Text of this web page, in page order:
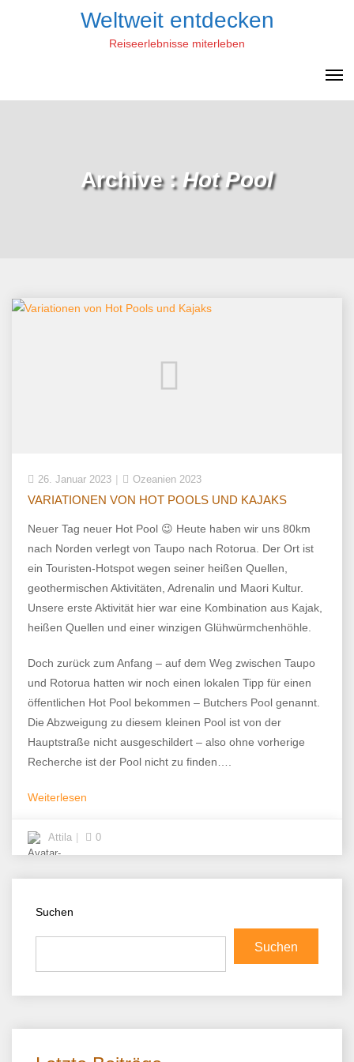
Weltweit entdecken
Reiseerlebnisse miterleben
Archive : Hot Pool
26. Januar 2023 Ozeanien 2023
VARIATIONEN VON HOT POOLS UND KAJAKS
Neuer Tag neuer Hot Pool 😉 Heute haben wir uns 80km
nach Norden verlegt von Taupo nach Rotorua. Der Ort ist
ein Touristen-Hotspot wegen seiner heißen Quellen,
geothermischen Aktivitäten, Adrenalin und Maori Kultur.
Unsere erste Aktivität hier war eine Kombination aus Kajak,
heißen Quellen und einer winzigen Glühwürmchenhöhle.
Doch zurück zum Anfang – auf dem Weg zwischen Taupo
und Rotorua hatten wir noch einen lokalen Tipp für einen
öffentlichen Hot Pool bekommen – Butchers Pool genannt.
Die Abzweigung zu diesem kleinen Pool ist von der
Hauptstraße nicht ausgeschildert – also ohne vorherige
Recherche ist der Pool nicht zu finden….
Weiterlesen
Attila 0
Suchen
Suchen